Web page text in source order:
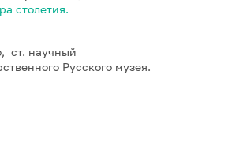
столетия.
ст. научный
Русского музея.